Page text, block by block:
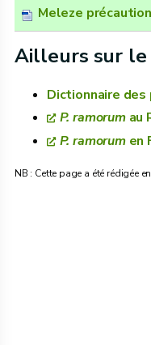
Meleze
Ailleurs sur
Dictionnaire des
P. ramorumau
P. ramorumen
NB : Cette page a été rédigée